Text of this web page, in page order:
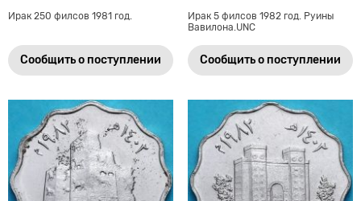
Ирак 250 филсов 1981 год.
Сообщить о поступлении
Ирак 5 филсов 1982 год. Руины
Вавилона.UNC
Сообщить о поступлении